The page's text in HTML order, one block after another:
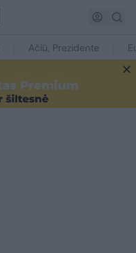
Ačiū, Prezidente